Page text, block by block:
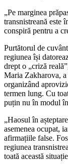
„Pe marginea
transnistreană este
conspiră pentru a
Purtătorul de
regiunea își
drept o „criză
Maria Zakharova,
organizând
termen lung. Cu
puțin nu în modul
„Haosul în
asemenea ocupat,
afirmațiile false.
regiunea
toată această